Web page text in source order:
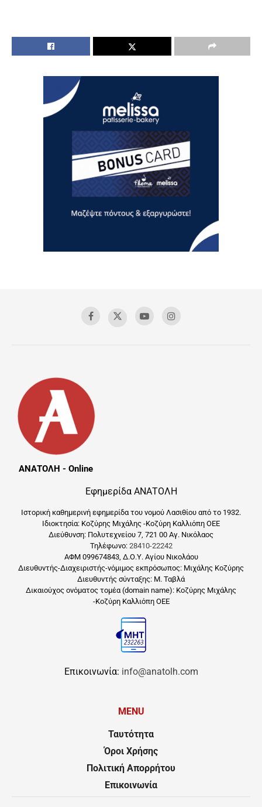
ΑΝΑΤΟΛΗ - Online
Εφημερίδα ΑΝΑΤΟΛΗ
Ιστορική καθημερινή εφημερίδα του νομού Λασιθίου από το 1932.
Ιδιοκτησία: Κοζύρης Μιχάλης -Κοζύρη Καλλιόπη ΟΕΕ
Διεύθυνση: Πολυτεχνείου 7, 721 00 Αγ. Νικόλαος
Τηλέφωνο: 28410-22242
ΑΦΜ 099674843, Δ.Ο.Υ. Αγίου Νικολάου
Διευθυντής-Διαχειριστής-νόμιμος εκπρόσωπος: Μιχάλης Κοζύρης
Διευθυντής σύνταξης: Μ. Ταβλά
Δικαιούχος ονόματος τομέα (domain name): Κοζύρης Μιχάλης
-Κοζύρη Καλλιόπη ΟΕΕ
Επικοινωνία: info@anatolh.com
MENU
Ταυτότητα
Όροι Χρήσης
Πολιτική Απορρήτου
Επικοινωνία